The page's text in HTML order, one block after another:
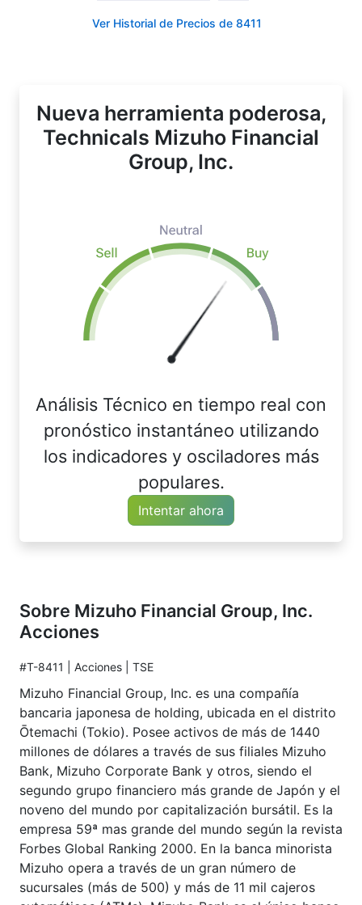
Ver Historial de Precios de 8411
Nueva herramienta poderosa,
Technicals Mizuho Financial
Group, Inc.
Análisis Técnico en tiempo real con
pronóstico instantáneo utilizando
los indicadores y osciladores más
populares.
Intentar ahora
Sobre Mizuho Financial Group, Inc.
Acciones
#T-8411 | Acciones | TSE
Mizuho Financial Group, Inc. es una compañía
bancaria japonesa de holding, ubicada en el distrito
Ōtemachi (Tokio). Posee activos de más de 1440
millones de dólares a través de sus filiales Mizuho
Bank, Mizuho Corporate Bank y otros, siendo el
segundo grupo financiero más grande de Japón y el
noveno del mundo por capitalización bursátil. Es la
empresa 59ª mas grande del mundo según la revista
Forbes Global Ranking 2000. En la banca minorista
Mizuho opera a través de un gran número de
sucursales (más de 500) y más de 11 mil cajeros